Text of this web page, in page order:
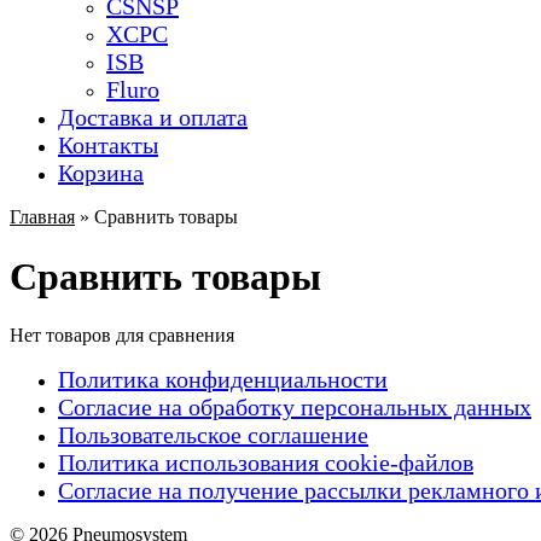
CSNSP
XCPC
ISB
Fluro
Доставка и оплата
Контакты
Корзина
Главная » Сравнить товары
Сравнить товары
Нет товаров для сравнения
Политика конфиденциальности
Согласие на обработку персональных данных
Пользовательское соглашение
Политика использования cookie-файлов
Согласие на получение рассылки
© 2026 Pneumosystem